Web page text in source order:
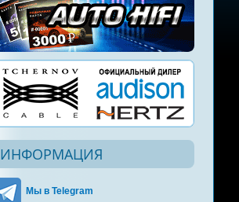
ИНФОРМАЦИЯ
Мы в Telegram